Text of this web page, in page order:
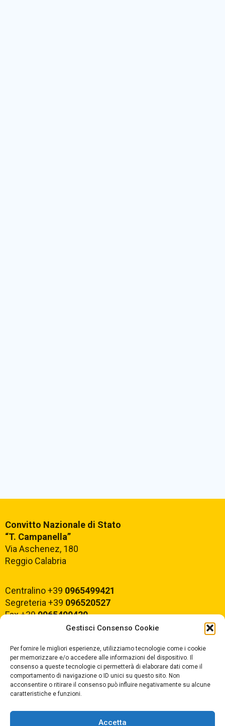
Gestisci Consenso Cookie
Per fornire le migliori esperienze, utilizziamo tecnologie come i cookie
per memorizzare e/o accedere alle informazioni del dispositivo. Il
consenso a queste tecnologie ci permetterà di elaborare dati come il
comportamento di navigazione o ID unici su questo sito. Non
acconsentire o ritirare il consenso può influire negativamente su alcune
caratteristiche e funzioni.
Accetta
Convitto Nazionale di Stato
“T. Campanella”
Via Aschenez, 180
Reggio Calabria
Centralino +39 0965499421
Segreteria +39 096520527
Fax +390965499420
E-mail: rcvc010005@istruzione.it
PEC:rcvc010005@pec.istruzione.it
ORARIO DI APERTURA
Dal lunedì al Venerdì
dalle ore 07,00 alle ore 18,30